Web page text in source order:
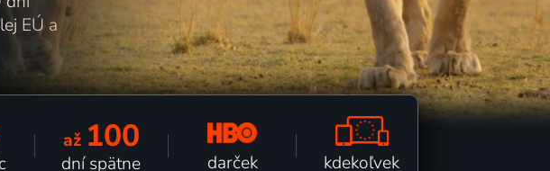
EÚ a
až 100
dní spätne darček kdekoľvek